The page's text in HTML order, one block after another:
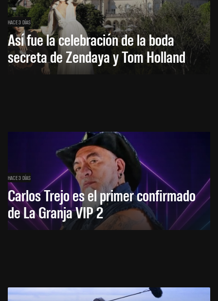
HACE 3 DÍAS
Así fue la celebración de la boda
secreta de Zendaya y Tom Holland
HACE 3 DÍAS
Carlos Trejo es el primer confirmado
de La Granja VIP 2